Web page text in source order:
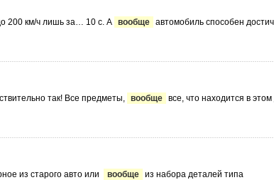
200 км/ч лишь за… 10 с. А вообще автомобиль способен
так! Все предметы, вообще все, что находится в
из старого авто или вообще из набора деталей типа